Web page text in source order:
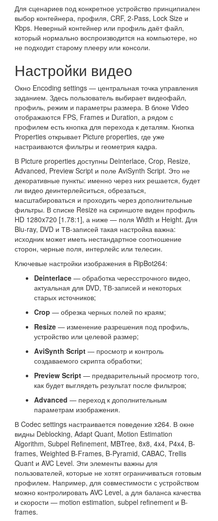
Для сценариев под конкретное устройство принципиален
выбор контейнера, профиля, CRF, 2-Pass, Lock Size и
Kbps. Неверный контейнер или профиль даёт файл,
который нормально воспроизводится на компьютере, но
не подходит старому плееру или консоли.
Настройки видео
Окно Encoding settings — центральная точка управления
заданием. Здесь пользователь выбирает видеофайл,
профиль, режим и параметры размера. В блоке Video
отображаются FPS, Frames и Duration, а рядом с
профилем есть кнопка для перехода к деталям. Кнопка
Properties открывает Picture properties, где уже
настраиваются фильтры и геометрия кадра.
В Picture properties доступны Deinterlace, Crop, Resize,
Advanced, Preview Script и поле AviSynth Script. Это не
декоративные пункты: именно через них решается, будет
ли видео деинтерлейситься, обрезаться,
масштабироваться и проходить через дополнительные
фильтры. В списке Resize на скриншоте виден профиль
HD 1280x720 [1.78:1], а ниже — поля Width и Height. Для
Blu-ray, DVD и ТВ-записей такая настройка важна:
исходник может иметь нестандартное соотношение
сторон, черные поля, интерлейс или телесин.
Ключевые настройки изображения в RipBot264:
Deinterlace — обработка чересстрочного видео,
актуальная для DVD, ТВ-записей и некоторых
старых источников;
Crop — обрезка черных полей по краям;
Resize — изменение разрешения под профиль,
устройство или целевой размер;
AviSynth Script — просмотр и контроль
создаваемого скрипта обработки;
Preview Script — предварительный просмотр того,
как будет выглядеть результат после фильтров;
Advanced — переход к дополнительным
параметрам изображения.
В Codec settings настраивается поведение x264. В окне
видны Deblocking, Adapt Quant, Motion Estimation
Algorithm, Subpel Refinement, MBTree, 8x8, 4x4, P4x4, B-
frames, Weighted B-Frames, B-Pyramid, CABAC, Trellis
Quant и AVC Level. Эти элементы важны для
пользователей, которые не хотят ограничиваться готовым
профилем. Например, для совместимости с устройством
можно контролировать AVC Level, а для баланса качества
и скорости — motion estimation, subpel refinement и B-
frames.